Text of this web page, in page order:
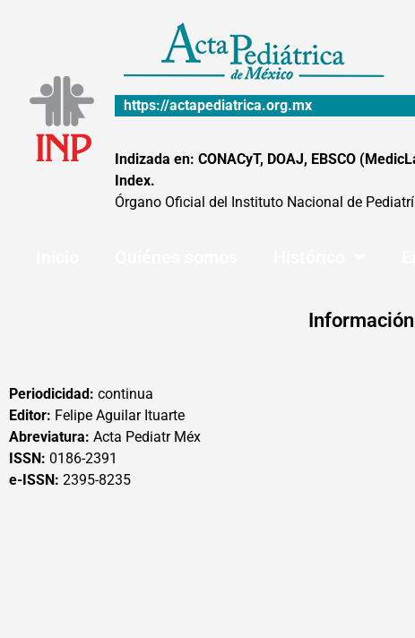
https://actapediatrica.org.mx
Indizada en: CONACyT, DOAJ, EBSCO
Index.
Órgano Oficial del Instituto Nacional de
Periodicidad: continua
Editor: Felipe Aguilar Ituarte
Abreviatura: Acta Pediatr Méx
ISSN: 0186-2391
e-ISSN: 2395-8235